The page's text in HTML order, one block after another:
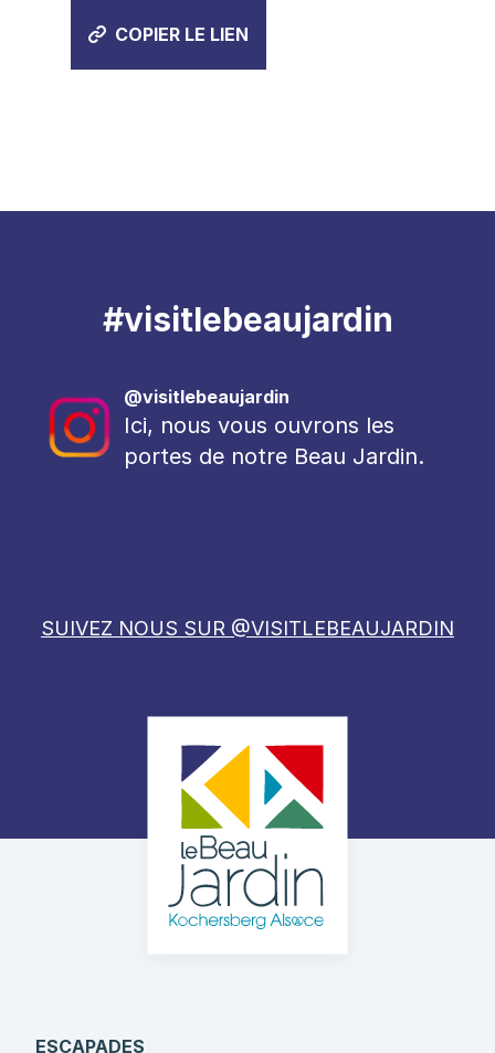
COPIER LE LIEN
#visitlebeaujardin
@visitlebeaujardin
Ici, nous vous ouvrons les
portes de notre Beau Jardin.
SUIVEZ NOUS SUR @VISITLEBEAUJARDIN
ESCAPADES